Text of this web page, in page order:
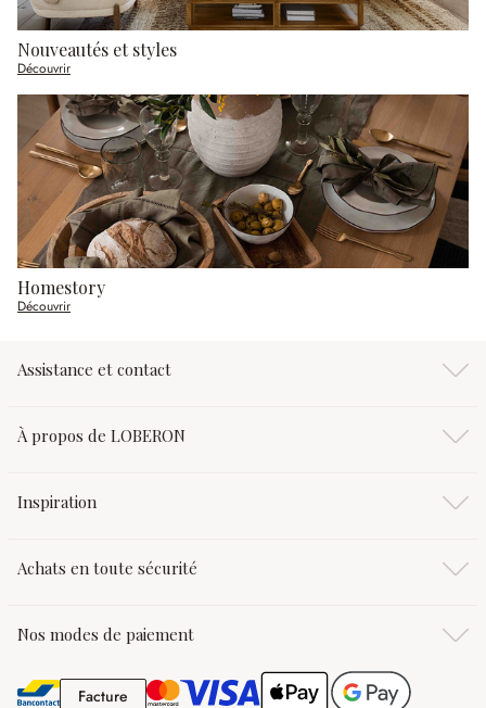
Nouveautés et styles
Découvrir
Homestory
Découvrir
Assistance et contact
À propos de LOBERON
Inspiration
Achats en toute sécurité
Nos modes de paiement
FactureFacture